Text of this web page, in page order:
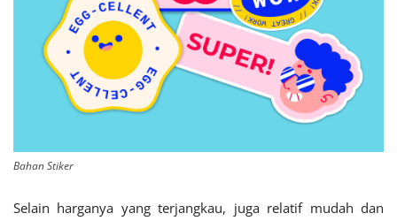
Bahan Stiker
Selain harganya yang terjangkau, juga relatif mudah dan